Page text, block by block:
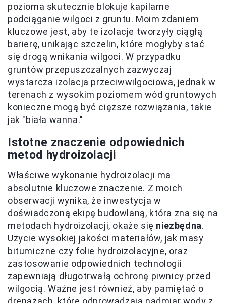
pozioma skutecznie blokuje kapilarne
podciąganie wilgoci z gruntu. Moim zdaniem
kluczowe jest, aby te izolacje tworzyły ciągłą
barierę, unikając szczelin, które mogłyby stać
się drogą wnikania wilgoci. W przypadku
gruntów przepuszczalnych zazwyczaj
wystarcza izolacja przeciwwilgociowa, jednak w
terenach z wysokim poziomem wód gruntowych
konieczne mogą być cięższe rozwiązania, takie
jak "biała wanna."
Istotne znaczenie odpowiednich
metod hydroizolacji
Właściwe wykonanie hydroizolacji ma
absolutnie kluczowe znaczenie. Z moich
obserwacji wynika, że inwestycja w
doświadczoną ekipę budowlaną, która zna się na
metodach hydroizolacji, okaże się niezbędna.
Użycie wysokiej jakości materiałów, jak masy
bitumiczne czy folie hydroizolacyjne, oraz
zastosowanie odpowiednich technologii
zapewniają długotrwałą ochronę piwnicy przed
wilgocią. Ważne jest również, aby pamiętać o